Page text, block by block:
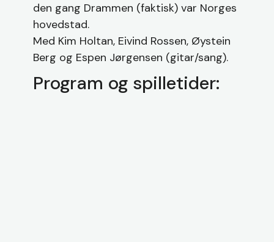
den gang Drammen (faktisk) var Norges
hovedstad.
Med Kim Holtan, Eivind Rossen, Øystein
Berg og Espen Jørgensen (gitar/sang).
Program og spilletider: